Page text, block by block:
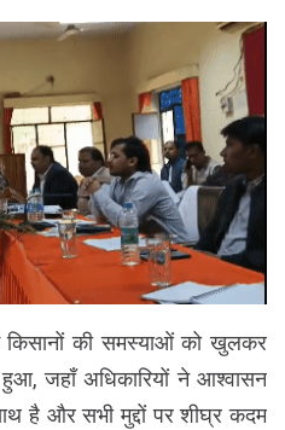
किसानों की समस्याओं को खुलकर
जहाँ अधिकारियों ने आश्वासन
है और सभी मुद्दों पर शीघ्र कदम